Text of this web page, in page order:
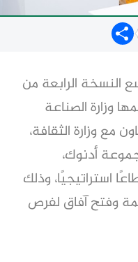
الرابعة من
وزارة الصناعة
مع وزارة الثقافة،
أدنوك،
أدنيك، لتشمل 12 قطاعًا استراتيجيًا، وذلك
وفتح آفاق لفرص